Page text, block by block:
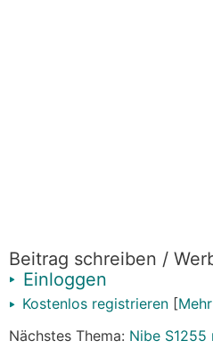
Beitrag schreiben /
Einloggen
Kostenlos registrieren [
Nächstes Thema: Nibe S1255